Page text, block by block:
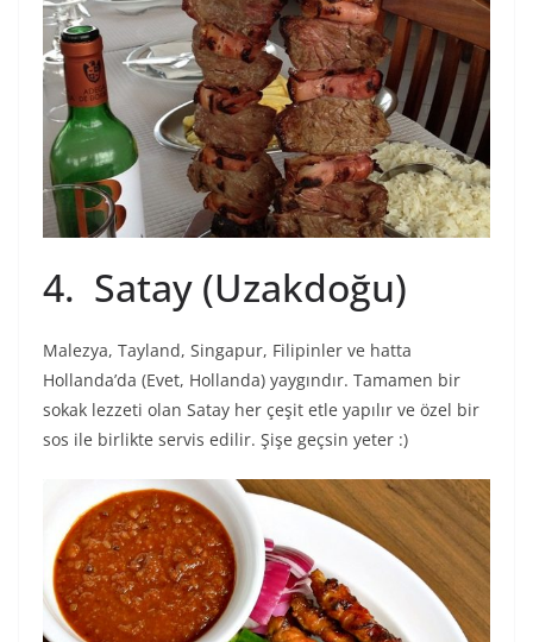
4. Satay (Uzakdoğu)
Malezya, Tayland, Singapur, Filipinler ve hatta
Hollanda’da (Evet, Hollanda) yaygındır. Tamamen bir
sokak lezzeti olan Satay her çeşit etle yapılır ve özel bir
sos ile birlikte servis edilir. Şişe geçsin yeter :)